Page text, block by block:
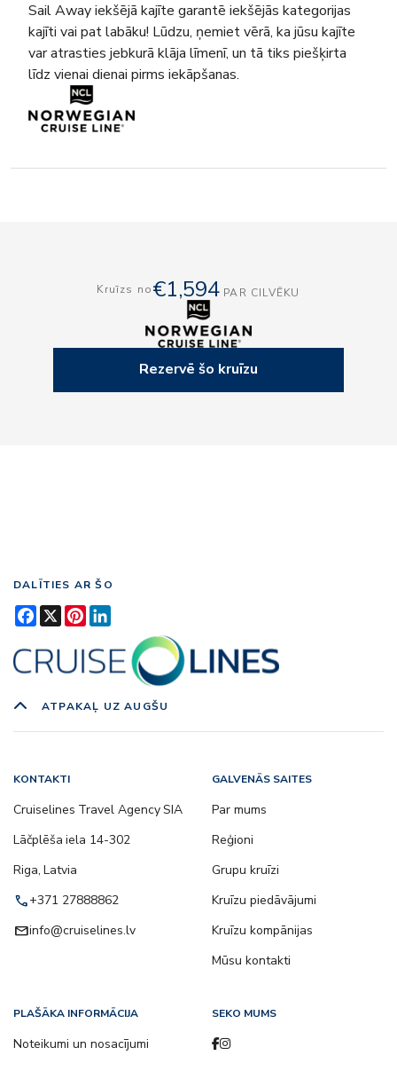
Sail Away iekšējā kajīte garantē iekšējās kategorijas
kajīti vai pat labāku! Lūdzu, ņemiet vērā, ka jūsu kajīte
var atrasties jebkurā klāja līmenī, un tā tiks piešķirta
līdz vienai dienai pirms iekāpšanas.
Kruīzs no€1,594 PAR CILVĒKU
Rezervē šo kruīzu
DALĪTIES AR ŠO
Facebook
X Pinterest
ATPAKAĻ UZ AUGŠU
KONTAKTI
Cruiselines Travel Agency SIA
Lāčplēša iela 14-302
Riga, Latvia
call+371 27888862
emailinfo@cruiselines.lv
GALVENĀS SAITES
Par mums
Reģioni
Grupu kruīzi
Kruīzu piedāvājumi
Kruīzu kompānijas
Mūsu kontakti
PLAŠĀKA INFORMĀCIJA
Noteikumi un nosacījumi
SEKO MUMS